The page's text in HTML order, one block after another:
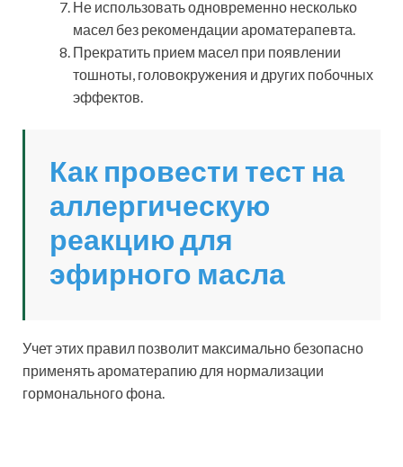
Не использовать одновременно несколько
масел без рекомендации ароматерапевта.
Прекратить прием масел при появлении
тошноты, головокружения и других побочных
эффектов.
Как провести тест на
аллергическую
реакцию для
эфирного масла
Учет этих правил позволит максимально безопасно
применять ароматерапию для нормализации
гормонального фона.